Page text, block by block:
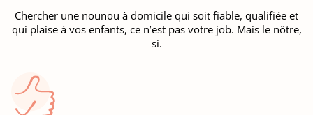
Chercher une nounou à domicile qui soit fiable, qualifiée et
qui plaise à vos enfants, ce n’est pas votre job. Mais le nôtre,
si.